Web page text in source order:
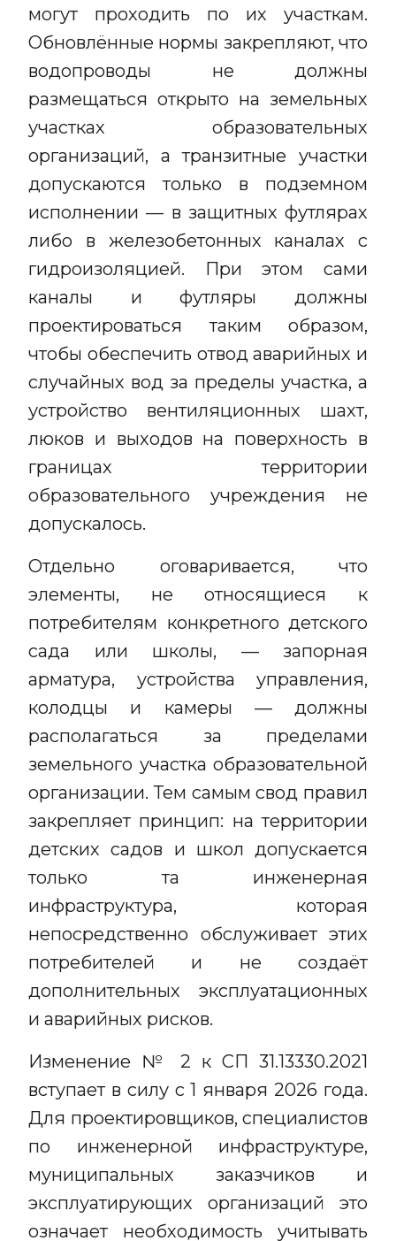
могут проходить по их участкам.
Обновлённые нормы закрепляют, что
водопроводы не должны
размещаться открыто на земельных
участках образовательных
организаций, а транзитные участки
допускаются только в подземном
исполнении — в защитных футлярах
либо в железобетонных каналах с
гидроизоляцией. При этом сами
каналы и футляры должны
проектироваться таким образом,
чтобы обеспечить отвод аварийных и
случайных вод за пределы участка, а
устройство вентиляционных шахт,
люков и выходов на поверхность в
границах территории
образовательного учреждения не
допускалось.
Отдельно оговаривается, что
элементы, не относящиеся к
потребителям конкретного детского
сада или школы, — запорная
арматура, устройства управления,
колодцы и камеры — должны
располагаться за пределами
земельного участка образовательной
организации. Тем самым свод правил
закрепляет принцип: на территории
детских садов и школ допускается
только та инженерная
инфраструктура, которая
непосредственно обслуживает этих
потребителей и не создаёт
дополнительных эксплуатационных
и аварийных рисков.
Изменение № 2 к СП 31.13330.2021
вступает в силу с 1 января 2026 года.
Для проектировщиков, специалистов
по инженерной инфраструктуре,
муниципальных заказчиков и
эксплуатирующих организаций это
означает необходимость учитывать